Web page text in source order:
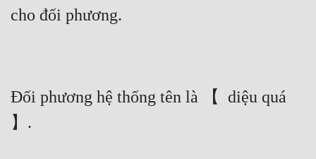
cho đối phương.
Đối phương hệ thống tên là 【  diệu quá
】.